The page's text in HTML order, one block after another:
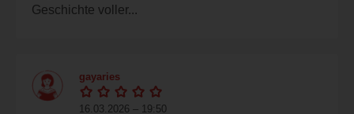
Geschichte voller...
gayaries
16.03.2026 – 19:50